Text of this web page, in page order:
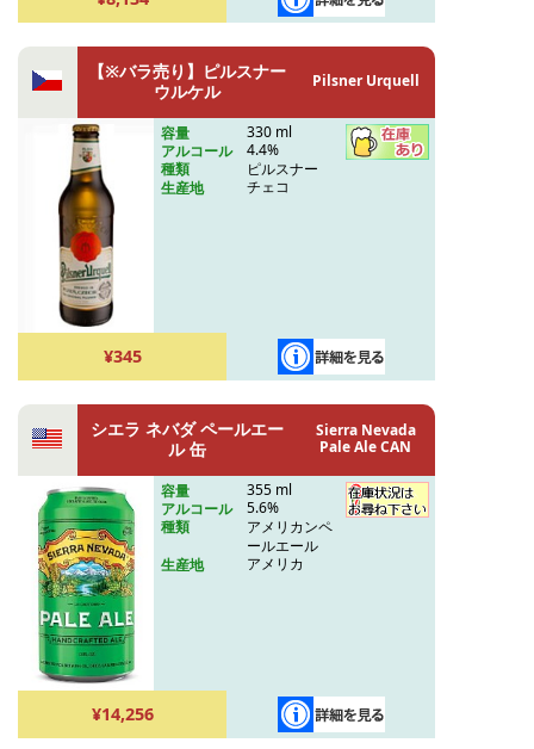
【※バラ売り】ピルスナー
ウルケル
Pilsner Urquell
容量
330 ml
アルコール
4.4%
種類
ピルスナー
生産地
チェコ
¥345
シエラ ネバダ ペールエー
ル 缶
Sierra Nevada
Pale Ale CAN
容量
355 ml
アルコール
5.6%
種類
アメリカンペ
ールエール
生産地
アメリカ
¥14,256